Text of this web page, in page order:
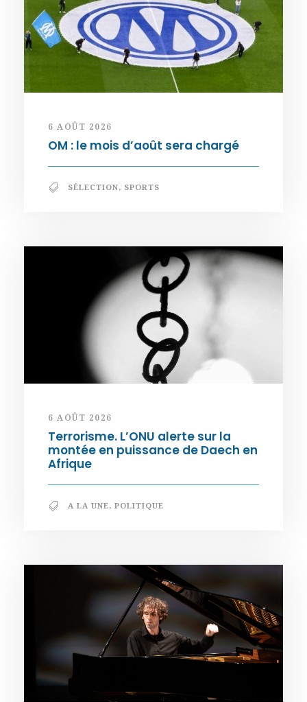
6 AOÛT 2026
OM : le mois d’août sera chargé
SÉLECTION, SPORTS
6 AOÛT 2026
Terrorisme. L’ONU alerte sur la
montée en puissance de Daech en
Afrique
A LA UNE, POLITIQUE